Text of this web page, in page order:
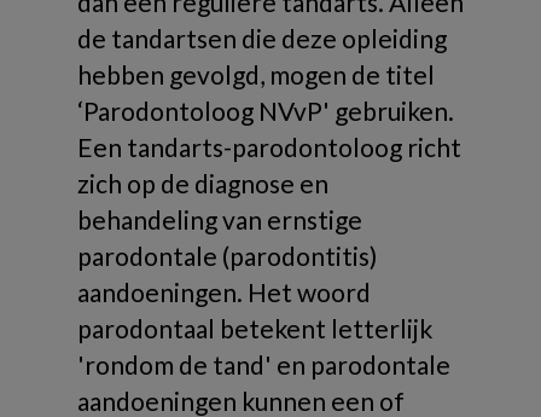
de tandartsen die deze opleiding
hebben gevolgd, mogen de titel
‘Parodontoloog NVvP' gebruiken.
Een tandarts-parodontoloog richt
zich op de diagnose en
behandeling van ernstige
parodontale (parodontitis)
aandoeningen. Het woord
parodontaal betekent letterlijk
'rondom de tand' en parodontale
aandoeningen kunnen een of